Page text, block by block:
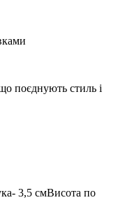
поєднують стиль і
3,5 смВисота по